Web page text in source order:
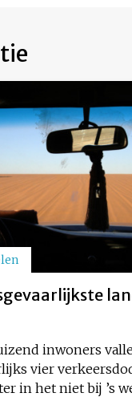
inwoners
vier
in het niet bij ’s